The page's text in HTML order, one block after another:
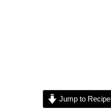
Jump to Recipe